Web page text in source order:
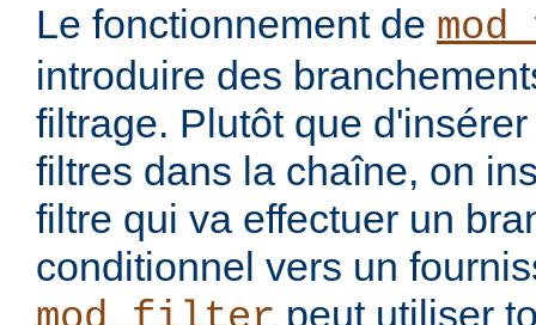
Le fonctionnement de
introduire des
filtrage. Plutôt que
filtres dans la chaîne, on
filtre qui va effectuer un
conditionnel vers un
peut utiliser